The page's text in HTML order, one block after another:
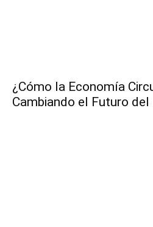
¿Cómo la Economía
Cambiando el Futuro del